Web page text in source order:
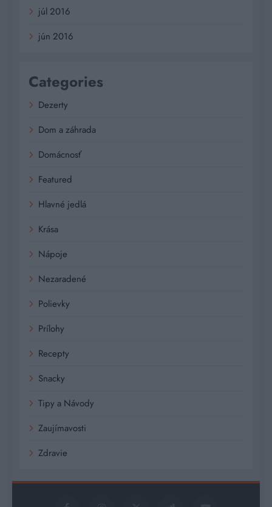
júl 2016
jún 2016
Categories
Dezerty
Dom a záhrada
Domácnosť
Featured
Hlavné jedlá
Krása
Nápoje
Nezaradené
Polievky
Prílohy
Recepty
Snacky
Tipy a Návody
Zaujímavosti
Zdravie